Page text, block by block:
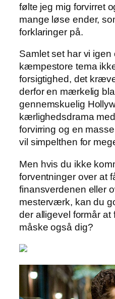
følte jeg mig forvirret
mange løse ender,
forklaringer på.
Samlet set har vi
kæmpestore tema
forsigtighed, det
derfor en mærkelig
gennemskuelig
kærlighedsdrama
forvirring og en
vil simpelthen for
Men hvis du ikke
forventninger over at
finansverdenen eller
mesterværk, kan du
der alligevel formår at
måske også dig?